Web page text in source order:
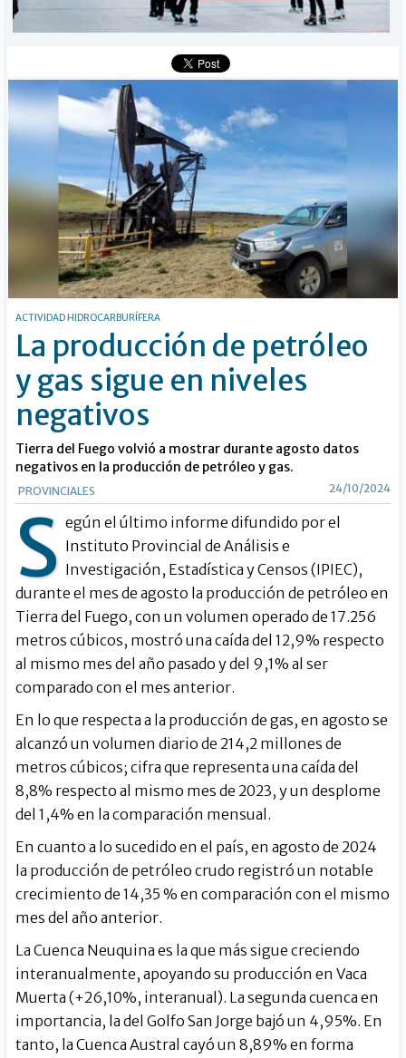
BÚSQUEDA
ACTIVIDAD HIDROCARBURÍFERA
La producción de petróleo
y gas sigue en niveles
negativos
Tierra del Fuego volvió a mostrar durante agosto datos
negativos en la producción de petróleo y gas.
PROVINCIALES 24/10/2024
S egún el último informe difundido por el
Instituto Provincial de Análisis e
Investigación, Estadística y Censos (IPIEC),
durante el mes de agosto la producción de petróleo en
Tierra del Fuego, con un volumen operado de 17.256
metros cúbicos, mostró una caída del 12,9% respecto
al mismo mes del año pasado y del 9,1% al ser
comparado con el mes anterior.
En lo que respecta a la producción de gas, en agosto se
alcanzó un volumen diario de 214,2 millones de
metros cúbicos; cifra que representa una caída del
8,8% respecto al mismo mes de 2023, y un desplome
del 1,4% en la comparación mensual.
En cuanto a lo sucedido en el país, en agosto de 2024
la producción de petróleo crudo registró un notable
crecimiento de 14,35 % en comparación con el mismo
mes del año anterior.
La Cuenca Neuquina es la que más sigue creciendo
interanualmente, apoyando su producción en Vaca
Muerta (+26,10%, interanual). La segunda cuenca en
importancia, la del Golfo San Jorge bajó un 4,95%. En
tanto, la Cuenca Austral cayó un 8,89% en forma